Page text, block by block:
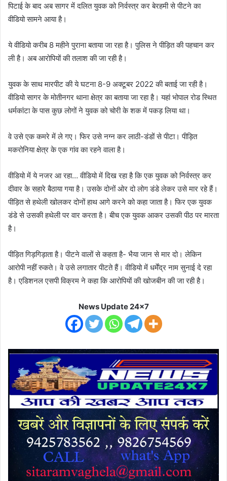
पिटाई के बाद अब सागर में दलित युवक को निर्वस्त्र कर बेरहमी से पीटने का
वीडियो सामने आया है।
ये वीडियो करीब 8 महीने पुराना बताया जा रहा है। पुलिस ने पीड़ित की पहचान कर
ली है। अब आरोपियों की तलाश की जा रही है।
युवक के साथ मारपीट की ये घटना 8-9 अक्टूबर 2022 की बताई जा रही है।
वीडियो सागर के मोतीनगर थाना क्षेत्र का बताया जा रहा है। यहां भोपाल रोड स्थित
धर्मकांटा के पास कुछ लोगों ने युवक को चोरी के शक में पकड़ लिया था।
वे उसे एक कमरे में ले गए। फिर उसे नग्न कर लाठी-डंडों से पीटा। पीड़ित
मकरोनिया क्षेत्र के एक गांव का रहने वाला है।
वीडियो में ये नजर आ रहा… वीडियो में दिख रहा है कि एक युवक को निर्वस्त्र कर
दीवार के सहारे बैठाया गया है। उसके दोनों ओर दो लोग डंडे लेकर उसे मार रहे हैं।
पीड़ित से हथेली खोलकर दोनों हाथ आगे करने को कहा जाता है। फिर एक युवक
डंडे से उसकी हथेली पर वार करता है। बीच एक युवक आकर उसकी पीठ पर मारता
है।
पीड़ित गिड़गिड़ाता है। पीटने वालों से कहता है- भैया जान से मार दो। लेकिन
आरोपी नहीं रुकते। वे उसे लगातार पीटते हैं। वीडियो में धर्मेंद्र नाम सुनाई दे रहा
है। एडिशनल एसपी विक्रम ने कहा कि आरोपियों की खोजबीन की जा रही है।
News Update 24x7